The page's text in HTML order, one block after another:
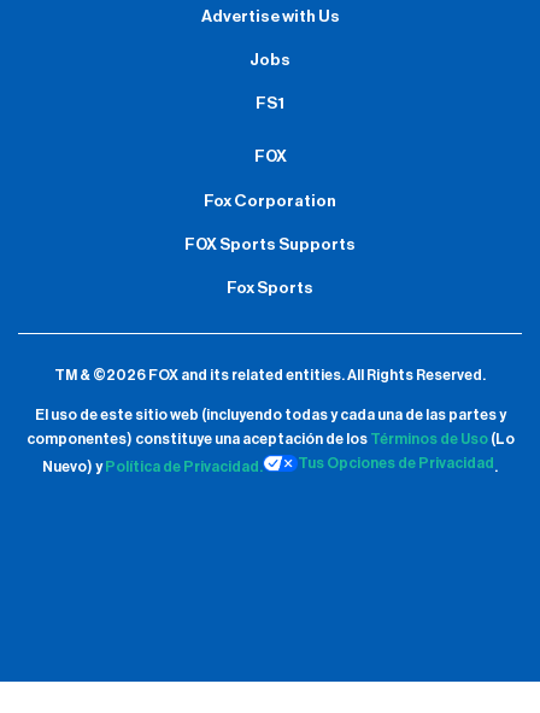
Advertise with Us
Jobs
FS1
FOX
Fox Corporation
FOX Sports Supports
Fox Sports
TM & ©2026 FOX and its related entities.All Rights Reserved.
El uso de este sitio web (incluyendo todas y cada una de las partes y
componentes) constituye una aceptación de los Términos de Uso(Lo
Nuevo) y Política de Privacidad. Tus Opciones de Privacidad .